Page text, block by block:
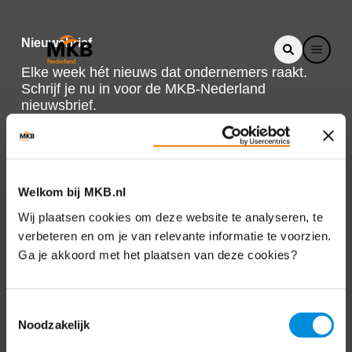
Welkom bij MKB.nl
Wij plaatsen cookies om deze website te analyseren, te
verbeteren en om je van relevante informatie te voorzien.
Ga je akkoord met het plaatsen van deze cookies?
Noodzakelijk
Nieuwsbrief
Elke week hét nieuws dat ondernemers raakt.
Schrijf je nu in voor de MKB-Nederland
nieuwsbrief.
Direct naar
Over ons
Bezuidenhoutseweg 12